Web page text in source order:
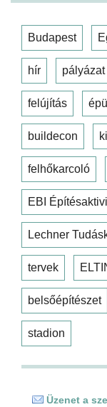
Budapest
hír pályázat
felújítás
buildecon
felhőkarcoló
EBI
Lechner
tervek
belsőépítészet
stadion
Üzenet a